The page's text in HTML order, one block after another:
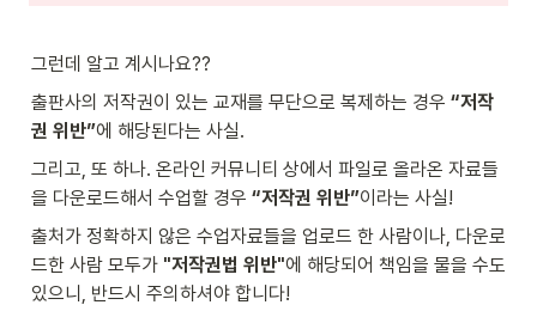
그런데 알고 계시나요??
출판사의 저작권이 있는 교재를 무단으로 복제하는 경우 “저작
권 위반”에 해당된다는 사실.
그리고, 또 하나. 온라인 커뮤니티 상에서 파일로 올라온 자료들
을 다운로드해서 수업할 경우 “저작권 위반”이라는 사실!
출처가 정확하지 않은 수업자료들을 업로드 한 사람이나, 다운로
드한 사람 모두가 "저작권법 위반"에 해당되어 책임을 물을 수도
있으니, 반드시 주의하셔야 합니다!